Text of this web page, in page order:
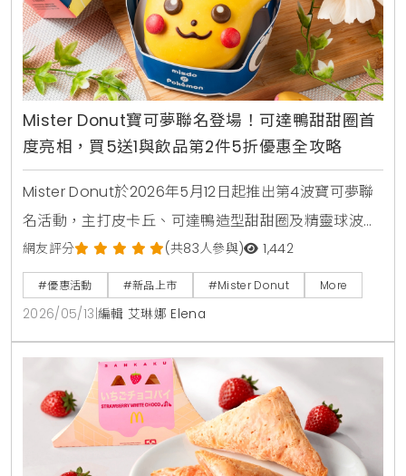
Mister Donut寶可夢聯名登場！可達鴨甜甜圈首
度亮相，買5送1與飲品第2件5折優惠全攻略
Mister Donut於2026年5月12日起推出第4波寶可夢聯
名活動，主打皮卡丘、可達鴨造型甜甜圈及精靈球波
堤。活動同步推出不鏽鋼吸管杯、旅行收納袋等5款實
用加購周邊，並享有買5送1及飲品第2件5折等限時優
惠，打造夏日療癒系美食饗宴。
網友評分 (共83人參與) 1,442
#優惠活動 #新品上市 #Mister Donut More
2026/05/13 編輯 艾琳娜 Elena